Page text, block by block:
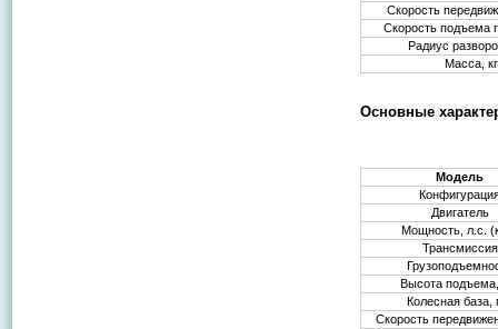
Скорость
Скорость подъема
Радиус
Масса, кг
Основные
Модель
Двигатель
Мощность, л.с.
Трансмиссия
Высота
Колесная
Скорость